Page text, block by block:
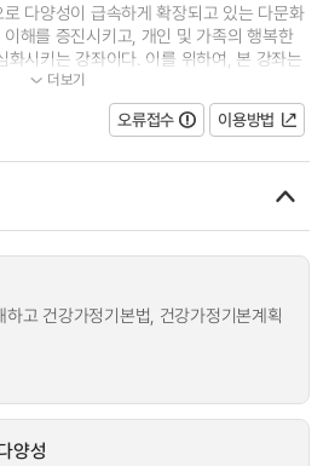
다양성이 급속하게 확장되고 있는 다문화
해를 증진시키고, 개인 및 가족의 행복한
화시키는 강좌이다. 이를 위하여, 본 강좌는
적 관...더보기
오류접수 이용방법
고 건강가정기본법, 건강가정기본계획
양성